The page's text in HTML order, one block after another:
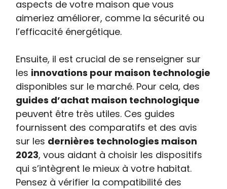
aspects de votre maison que vous
aimeriez améliorer, comme la sécurité ou
l’efficacité énergétique.
Ensuite, il est crucial de se renseigner sur
les innovations pour maison technologie
disponibles sur le marché. Pour cela, des
guides d’achat maison technologique
peuvent être très utiles. Ces guides
fournissent des comparatifs et des avis
sur les dernières technologies maison
2023, vous aidant à choisir les dispositifs
qui s’intègrent le mieux à votre habitat.
Pensez à vérifier la compatibilité des